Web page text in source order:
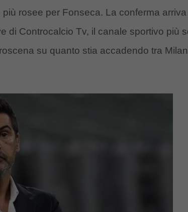
rosee per Fonseca. La conferma
di Controcalcio Tv, il canale sportivo più
su quanto stia accadendo tra